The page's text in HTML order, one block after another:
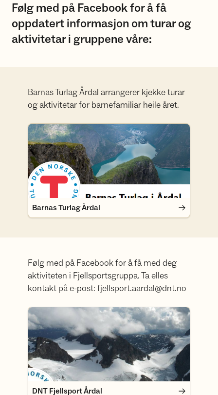
Følg med på Facebook for å få
oppdatert informasjon om turar og
aktivitetar i gruppene våre:
Barnas Turlag Årdal arrangerer kjekke turar
og aktivitetar for barnefamiliar heile året.
Barnas Turlag Årdal
Barnas Turlag Årdal
Følg med på Facebook for å få med deg
aktiviteten i Fjellsportsgruppa. Ta elles
kontakt på e-post: fjellsport.aardal@dnt.no
DNT Fjellsport Årdal
DNT Fjellsport Årdal